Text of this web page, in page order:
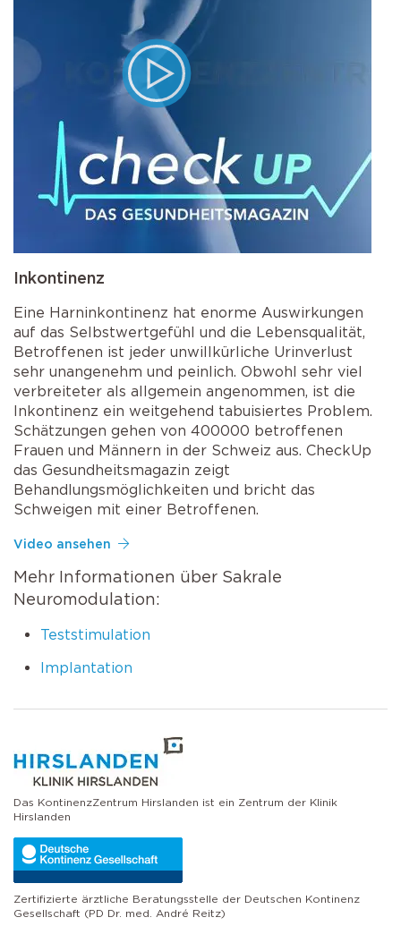
Inkontinenz
Eine Harninkontinenz hat enorme Auswirkungen
auf das Selbstwertgefühl und die Lebensqualität,
Betroffenen ist jeder unwillkürliche Urinverlust
sehr unangenehm und peinlich. Obwohl sehr viel
verbreiteter als allgemein angenommen, ist die
Inkontinenz ein weitgehend tabuisiertes Problem.
Schätzungen gehen von 400000 betroffenen
Frauen und Männern in der Schweiz aus. CheckUp
das Gesundheitsmagazin zeigt
Behandlungsmöglichkeiten und bricht das
Schweigen mit einer Betroffenen.
Video ansehen
Mehr Informationen über Sakrale
Neuromodulation:
Teststimulation
Implantation
Das KontinenzZentrum Hirslanden ist ein Zentrum der Klinik
Hirslanden
Zertifizierte ärztliche Beratungsstelle der Deutschen Kontinenz
Gesellschaft (PD Dr. med. André Reitz)